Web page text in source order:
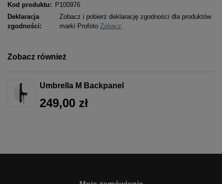
Kod produktu: P100976
Deklaracja
zgodności:
Zobacz i pobierz deklarację zgodności dla produktów
marki Profoto Zobacz
Zobacz również
Umbrella M Backpanel
249,00 zł